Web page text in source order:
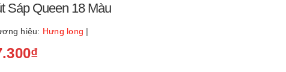
Sáp Queen 18 Màu
hiệu: Hưng long |